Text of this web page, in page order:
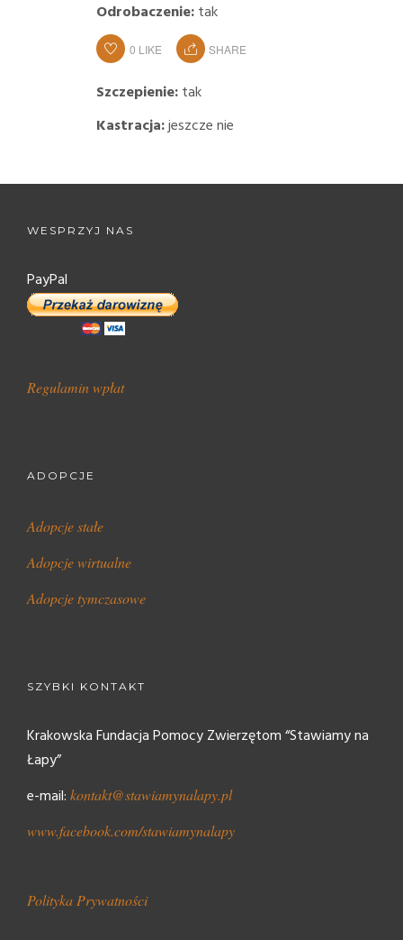
Odrobaczenie:tak
0 LIKE SHARE
Szczepienie:tak
Kastracja:jeszcze nie
WESPRZYJ NAS
PayPal
Regulamin wpłat
ADOPCJE
Adopcje stałe
Adopcje wirtualne
Adopcje tymczasowe
SZYBKI KONTAKT
Krakowska Fundacja Pomocy Zwierzętom “Stawiamy na
Łapy”
e-mail: kontakt@stawiamynalapy.pl
www.facebook.com/stawiamynalapy
Polityka Prywatności